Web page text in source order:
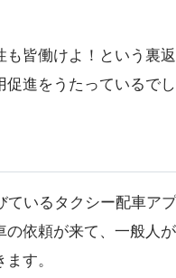
皆働けよ！という裏返
進をうたっているで
いるタクシー配車ア
依頼が来て、一般人
す。